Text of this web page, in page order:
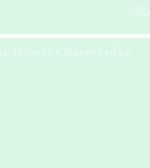
Direitos Reservados